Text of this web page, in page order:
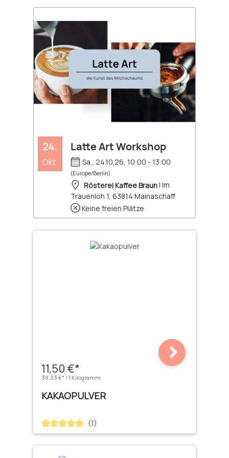
24.
Okt.
Latte Art Workshop
Sa., 24.10.26, 10:00 - 13:00
(Europe/Berlin)
Rösterei Kaffee Braun| Im
Trauenloh 1, 63814 Mainaschaff
Keine freien Plätze
11,50 €*
38,33 €* / 1 Kilogramm
KAKAOPULVER
Durchschnittliche Bewertung von 5 von 5 Sternen
(1)